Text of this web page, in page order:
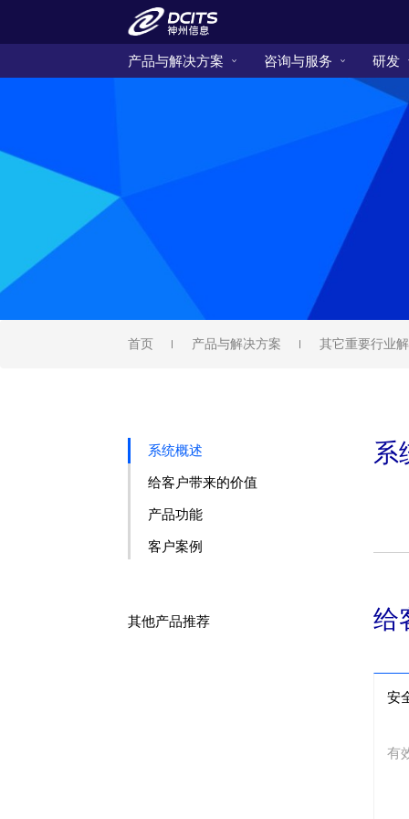
产品与解决方案 咨询与服务 研发
首页 产品与解决方案 其它重要行业
系
给
安
有
系统概述
给客户带来的价值
产品功能
客户案例
其他产品推荐